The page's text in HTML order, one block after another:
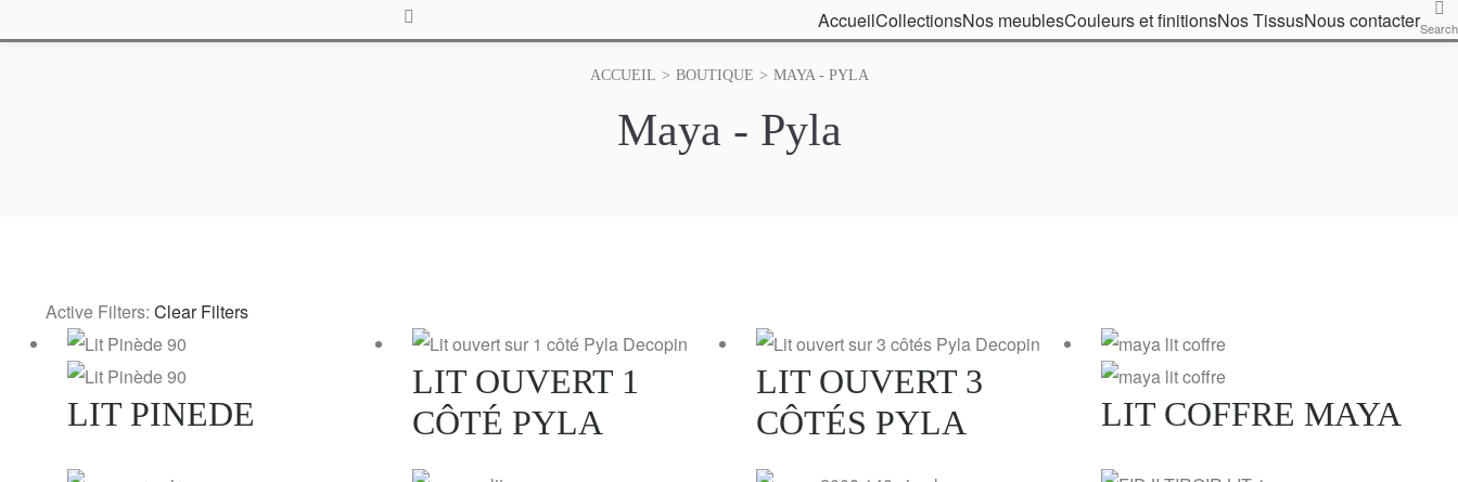
AccueilCollectionsNos meublesCouleurs et finitionsNos TissusNous contacterSearch
ACCUEIL > BOUTIQUE > MAYA - PYLA
Maya - Pyla
Active Filters: Clear Filters
LIT PINEDE
LIT OUVERT 1
CÔTÉ PYLA
LIT OUVERT 3
CÔTÉS PYLA
LIT COFFRE MAYA